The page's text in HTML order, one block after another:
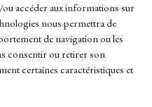
accéder aux informations sur
nous permettra de
de navigation ou les
consentir ou retirer son
certaines caractéristiques et